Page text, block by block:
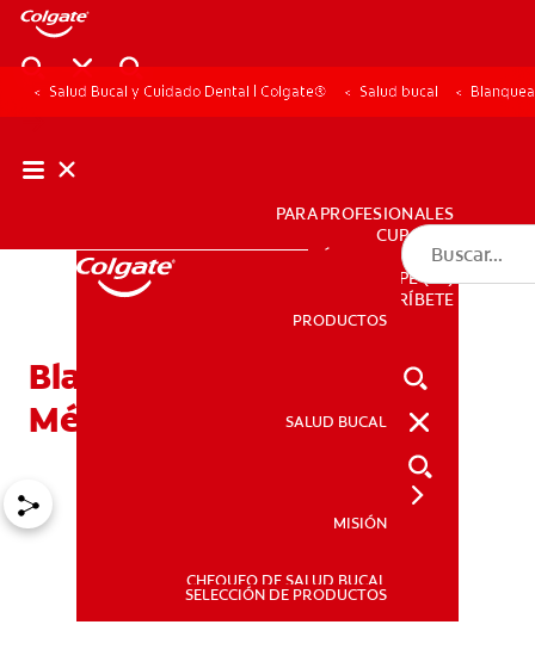
PRODUCTOS
PARA PROFESIONALES
CUPONES
DÓNDE COMPRAR
PE (ES)
SUSCRÍBETE
PRODUCTOS
SALUD BUCAL
MISIÓN
CHEQUEO DE SALUD BUCAL
SELECCIÓN DE PRODUCTOS
Salud Bucal y Cuidado Dental | Colgate® Salud bucal
Blanqueamiento dental:
Métodos para realizarlo